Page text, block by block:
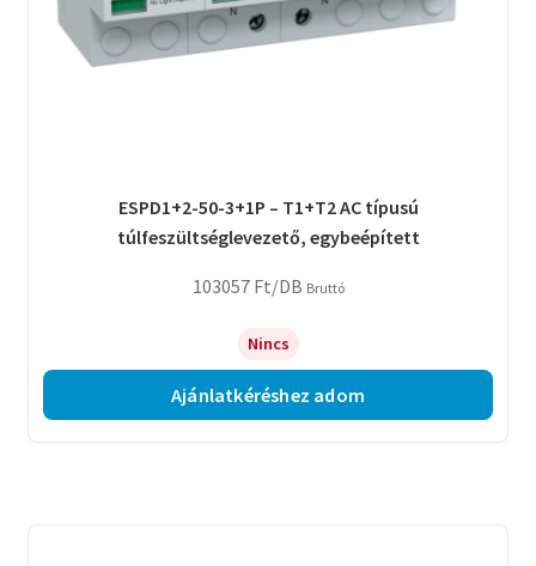
ESPD1+2-50-3+1P – T1+T2 AC típusú
túlfeszültséglevezető, egybeépített
103057 Ft/DB Bruttó
Nincs
Ajánlatkéréshez adom